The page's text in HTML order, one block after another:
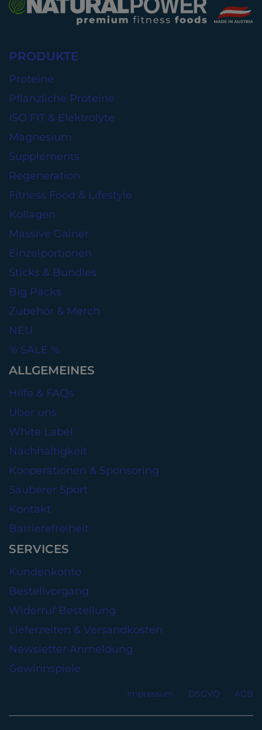
PRODUKTE
Proteine
Pflanzliche Proteine
ISO FIT & Elektrolyte
Magnesium
Supplements
Regeneration
Fitness Food & Lifestyle
Kollagen
Massive Gainer
Einzelportionen
Sticks & Bundles
Big Packs
Zubehör & Merch
NEU
% SALE %
ALLGEMEINES
Hilfe & FAQs
Über uns
White Label
Nachhaltigkeit
Kooperationen & Sponsoring
Sauberer Sport
Kontakt
Barrierefreiheit
SERVICES
Kundenkonto
Bestellvorgang
Widerruf Bestellung
Lieferzeiten & Versandkosten
Newsletter Anmeldung
Gewinnspiele
Impressum DSGVO AGB